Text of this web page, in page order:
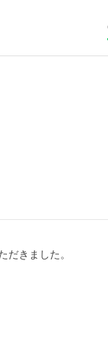
だきました。